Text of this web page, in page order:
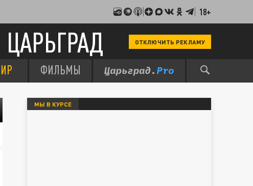
18+
ЦАРЬГРАД ОТКЛЮЧИТЬ РЕКЛАМУ
ФИЛЬМЫ
МЫ В КУРСЕ